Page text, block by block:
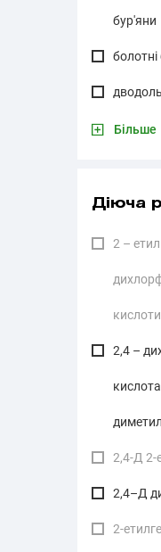
бур'яни
Більше
Діюча
2 –
кислоти
2,4 –
2,4-Д 2-
2,4–Д
2-